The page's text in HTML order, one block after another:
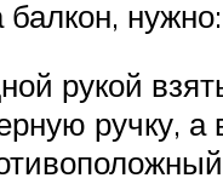
балкон, нужно:
рукой
ручку, а